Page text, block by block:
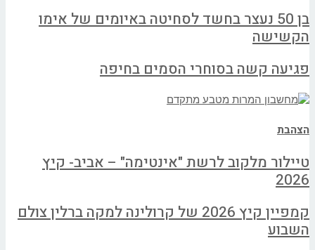
בן 50 נעצר בחשד לסחיטה באיומים של אימו
הקשישה
פגיעה קשה בסוחרי הסמים בחיפה
הצהבת
טיילור מלקוב לרשת "אינטימה" – אביב- קיץ
2026
קמפיין קיץ 2026 של קרולינה למקה ברלין צולם
השבוע